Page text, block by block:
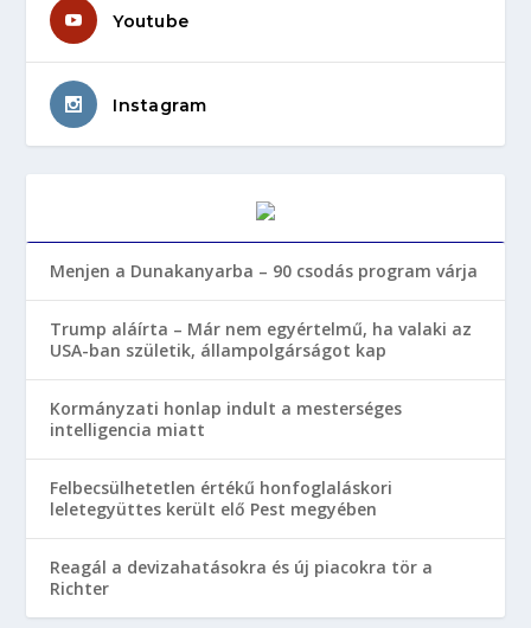
Youtube
Instagram
Menjen a Dunakanyarba – 90 csodás program várja
Trump aláírta – Már nem egyértelmű, ha valaki az
USA-ban születik, állampolgárságot kap
Kormányzati honlap indult a mesterséges
intelligencia miatt
Felbecsülhetetlen értékű honfoglaláskori
leletegyüttes került elő Pest megyében
Reagál a devizahatásokra és új piacokra tör a
Richter